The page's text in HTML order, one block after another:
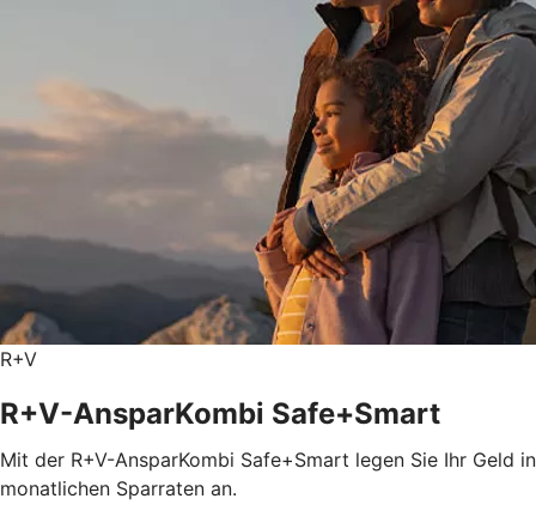
R+V
R+V-AnsparKombi Safe+Smart
Mit der R+V-AnsparKombi Safe+Smart legen Sie Ihr Geld in
monatlichen Sparraten an.